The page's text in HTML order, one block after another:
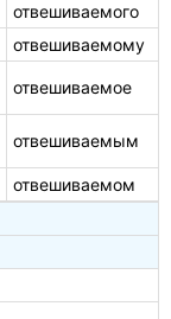
отвешиваемого
отвешиваемому
отвешиваемое
отвешиваемым
отвешиваемом